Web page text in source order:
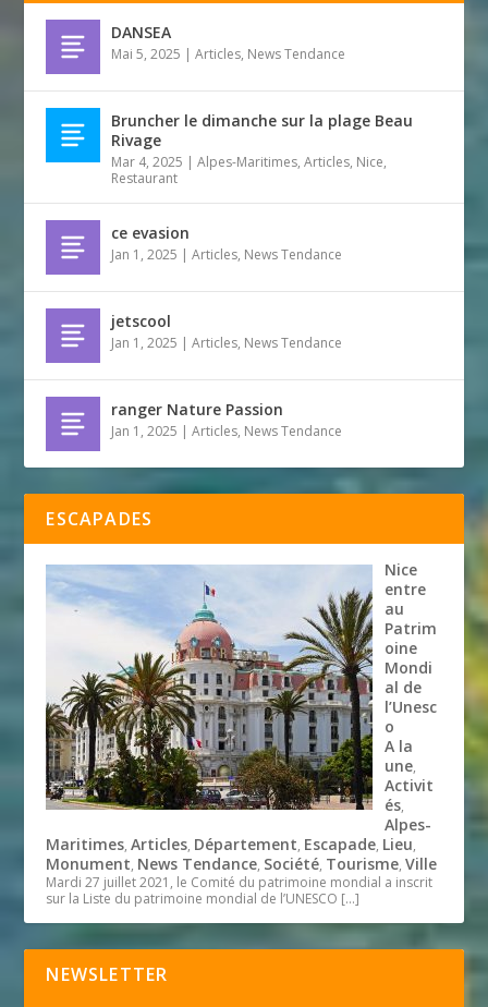
DANSEA
Mai 5, 2025 |Articles, News Tendance
Bruncher le dimanche sur la plage Beau
Rivage
Mar 4, 2025 |Alpes-Maritimes,Articles, Nice,
Restaurant
ce evasion
Jan 1, 2025 |Articles, News Tendance
jetscool
Jan 1, 2025 |Articles, News Tendance
ranger Nature Passion
Jan 1, 2025 |Articles, News Tendance
ESCAPADES
Nice
entre
au
Patrim
oine
Mondi
al de
l’Unesc
o
A la
une,
Activit
és,
Alpes-
Maritimes,Articles, Département, Escapade, Lieu,
Monument, News Tendance, Société, Tourisme,Ville
Mardi 27 juillet 2021, le Comité du patrimoine mondial a inscrit
sur la Liste du patrimoine mondial de l’UNESCO […]
NEWSLETTER